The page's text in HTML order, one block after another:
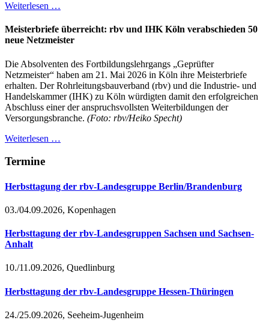
Weiterlesen …
Meisterbriefe überreicht: rbv und IHK Köln verabschieden 50
neue Netzmeister
Die Absolventen des Fortbildungslehrgangs „Geprüfter
Netzmeister“ haben am 21. Mai 2026 in Köln ihre Meisterbriefe
erhalten. Der Rohrleitungsbauverband (rbv) und die Industrie- und
Handelskammer (IHK) zu Köln würdigten damit den erfolgreichen
Abschluss einer der anspruchsvollsten Weiterbildungen der
Versorgungsbranche. (Foto: rbv/Heiko Specht)
Weiterlesen …
Termine
Herbsttagung der rbv-Landesgruppe Berlin/Brandenburg
03./04.09.2026, Kopenhagen
Herbsttagung der rbv-Landesgruppen Sachsen und Sachsen-
Anhalt
10./11.09.2026, Quedlinburg
Herbsttagung der rbv-Landesgruppe Hessen-Thüringen
24./25.09.2026, Seeheim-Jugenheim